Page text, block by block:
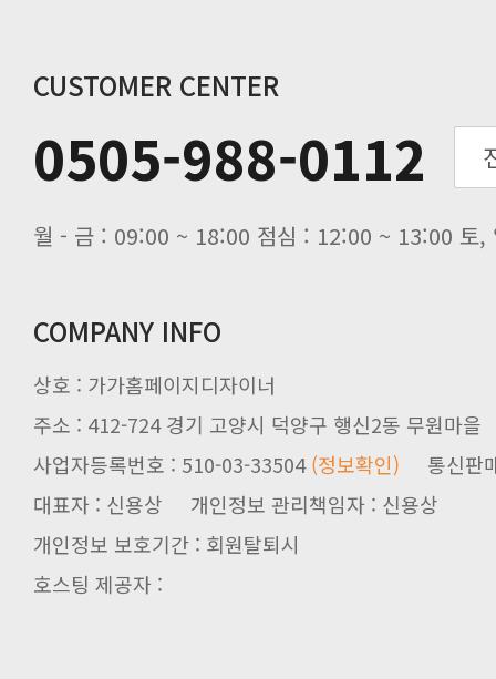
CUSTOMER CENTER
0505-988-0112
월 - 금 : 09:00 ~ 18:00 점심 : 12:00 ~ 13:00 토,
COMPANY INFO
상호 : 가가홈페이지디자이너
주소 : 412-724 경기 고양시 덕양구 행신2동 무원마을
사업자등록번호 : 510-03-33504(정보확인) 통신판
대표자 : 신용상 개인정보 관리책임자 : 신용상
개인정보 보호기간 : 회원탈퇴시
호스팅 제공자 :